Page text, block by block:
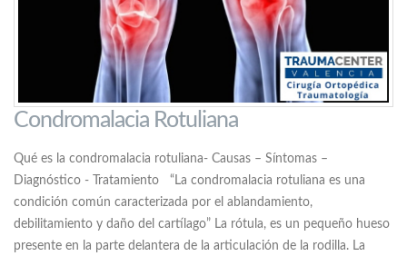
Condromalacia Rotuliana
Qué es la condromalacia rotuliana- Causas – Síntomas –
Diagnóstico - Tratamiento “La condromalacia rotuliana es una
condición común caracterizada por el ablandamiento,
debilitamiento y daño del cartílago” La rótula, es un pequeño hueso
presente en la parte delantera de la articulación de la rodilla. La